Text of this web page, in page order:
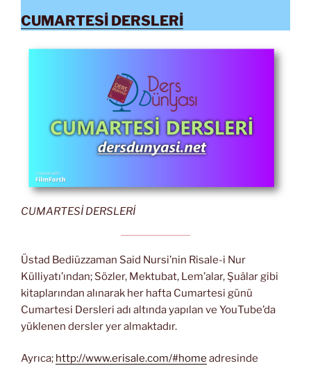
CUMARTESİ DERSLERİ
CUMARTESİ DERSLERİ
Üstad Bediüzzaman Said Nursi’nin Risale-i Nur
Külliyatı’ından; Sözler, Mektubat, Lem’alar, Şuâlar gibi
kitaplarından alınarak her hafta Cumartesi günü
Cumartesi Dersleri adı altında yapılan ve YouTube’da
yüklenen dersler yer almaktadır.
Ayrıca; http://www.erisale.com/#home adresinde